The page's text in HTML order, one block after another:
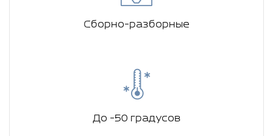
Сборно-разборные
До -50 градусов